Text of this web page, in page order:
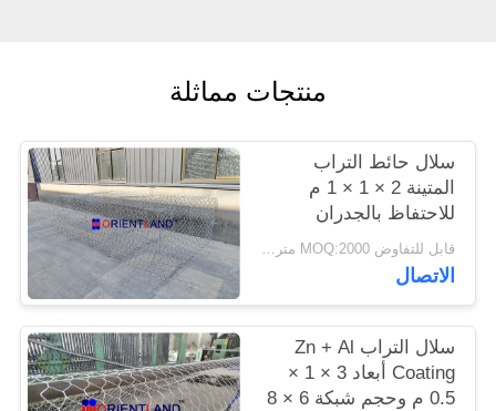
PRIVACY
POLICY
منتجات مماثلة
سلال حائط التراب
المتينة 2 × 1 × 1 م
للاحتفاظ بالجدران
والمنحدرات
قابل للتفاوض MOQ:2000 متر مربع
الاتصال
سلال التراب Zn + Al
Coating أبعاد 3 × 1 ×
0.5 م وحجم شبكة 6 × 8